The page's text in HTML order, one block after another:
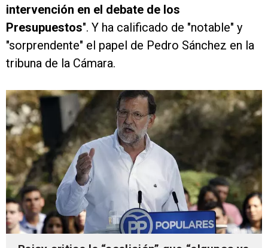
intervención en el debate de los
Presupuestos". Y ha calificado de "notable" y
"sorprendente" el papel de Pedro Sánchez en la
tribuna de la Cámara.